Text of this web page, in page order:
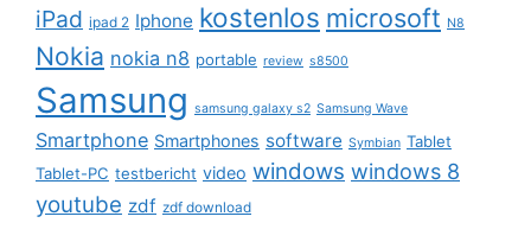
iPad ipad 2 Iphone kostenlos microsoft N8
Nokia nokia n8 portable review s8500
Samsung samsung galaxy s2 Samsung Wave
Smartphone Smartphones software Symbian Tablet
Tablet-PC testbericht video windows windows 8
youtube zdf zdf download